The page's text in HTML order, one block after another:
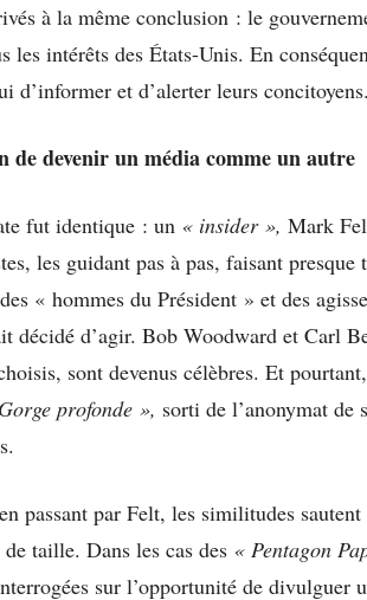
à la même conclusion : le
les intérêts des États-Unis. En
d’informer et d’alerter leurs concitoyens.
de devenir un média comme un autre
fut identique : un « insider », Mark
les guidant pas à pas, faisant
« hommes du Président » et des
décidé d’agir. Bob Woodward et Carl
sont devenus célèbres. Et
profonde », sorti de l’anonymat de
passant par Felt, les similitudes
taille. Dans les cas des « Pentagon
sur l’opportunité de divulguer